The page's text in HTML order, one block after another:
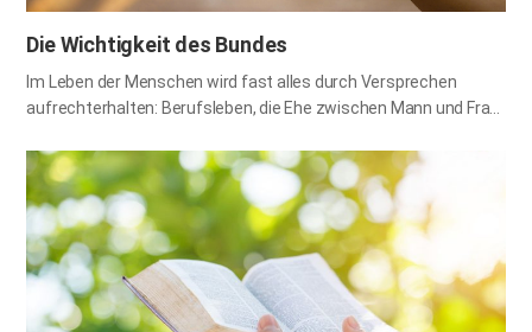
Die Wichtigkeit des Bundes
Im Leben der Menschen wird fast alles durch Versprechen
aufrechterhalten: Berufsleben, die Ehe zwischen Mann und Frau,
Geschäfte durch Tauschhandel abgewickelt, aber heute über
Bargeld oder Schecks. Obwohl es sich im Grunde um das gleiche
Papier handelt, können manche Papiere als bloßes Altpapier
bzw. Toilettenpapier verwendet werden, während andere
Papiere 10 oder 100 Euro wert sind. Dies liegt an den
Versprechen und Vereinbarungen zwischen Menschen,
Gesellschaften und Ländern. Ebenso wird unsere Beziehung zu